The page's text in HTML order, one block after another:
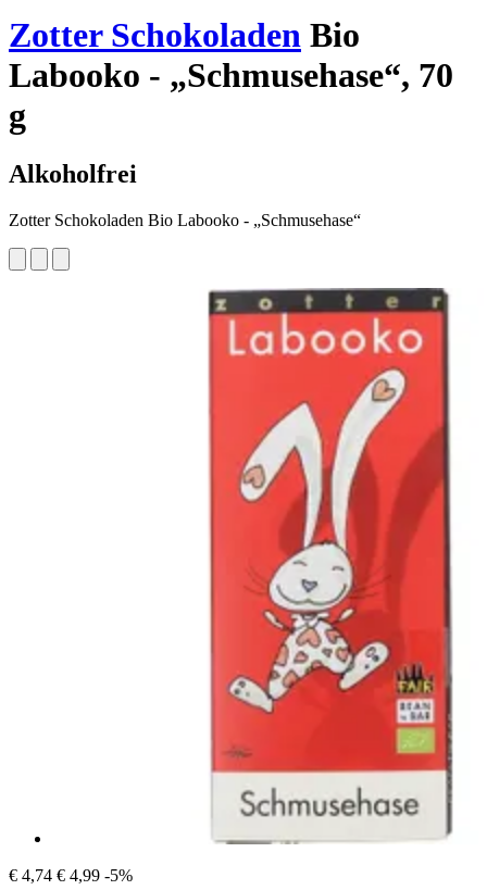
Zotter Schokoladen Bio
Labooko - „Schmusehase“, 70
g
Alkoholfrei
Zotter Schokoladen Bio Labooko - „Schmusehase“
€ 4,74 € 4,99 -5%